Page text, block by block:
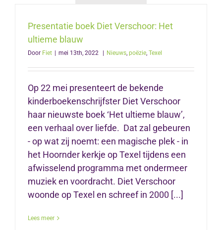
Presentatie boek Diet Verschoor: Het
ultieme blauw
Door Fiet | mei 13th, 2022 | Nieuws poëzie Texel
Op 22 mei presenteert de bekende
kinderboekenschrijfster Diet Verschoor
haar nieuwste boek ‘Het ultieme blauw’,
een verhaal over liefde. Dat zal gebeuren
- op wat zij noemt: een magische plek - in
het Hoornder kerkje op Texel tijdens een
afwisselend programma met ondermeer
muziek en voordracht. Diet Verschoor
woonde op Texel en schreef in 2000 [...]
Lees meer